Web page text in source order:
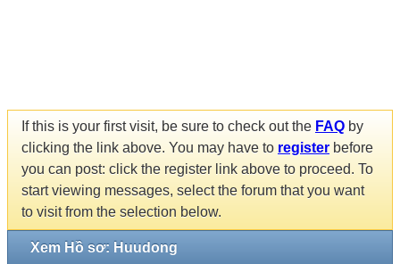
If this is your first visit, be sure to check out the FAQ by
clicking the link above. You may have to register before
you can post: click the register link above to proceed. To
start viewing messages, select the forum that you want
to visit from the selection below.
Xem Hồ sơ: Huudong